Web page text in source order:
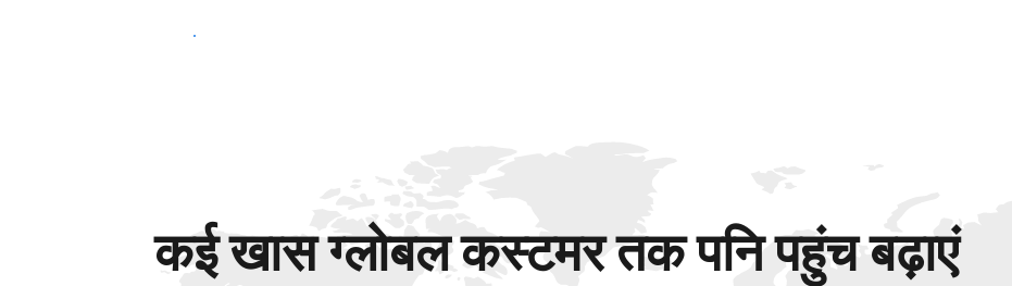
आज ही शुरू करें
कई खास ग्लोबल कस्टमर तक पनि पहुंच बढ़ाएं